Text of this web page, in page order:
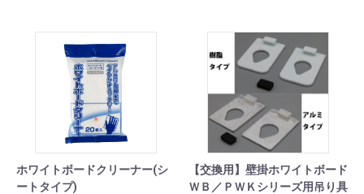
ホワイトボードクリーナー(シ
ートタイプ)
【交換用】壁掛ホワイトボード
ＷＢ／ＰＷＫシリーズ用吊り具